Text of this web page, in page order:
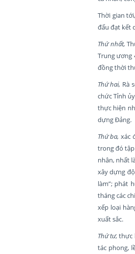
Thời gian
đấu đạt kết
Thứ nhất,
Trung ương
đồng thời
Thứ hai, Rà
chức Tỉnh
thực hiện
dựng Đảng.
Thứ ba, xác
trong đó
nhân, nhất
xây dựng
làm”; phát
tháng các
xếp loại
xuất sắc.
Thứ tư, thực
tác phong,